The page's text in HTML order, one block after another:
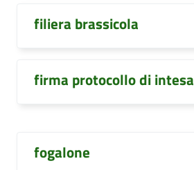
filiera brassicola
firma protocollo di intesa
fogalone